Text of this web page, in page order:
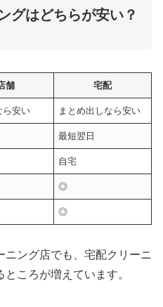
グはどちらが安い？
舗 宅配
ら安い まとめ出しなら安い
最短翌日
自宅
◎
◎
ング店でも、宅配クリーニ
ころが増えています。